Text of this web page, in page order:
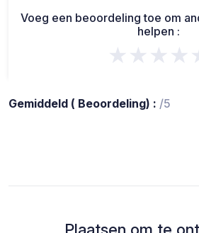
Voeg een beoordeling toe om
helpen :
Gemiddeld ( Beoordeling) : /5
Plaatsen om te